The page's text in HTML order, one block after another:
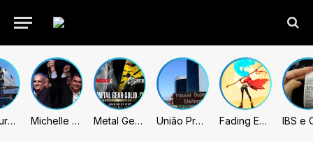
Prefeitura de Sumaré inaugura nova subsede da GCM na Área Cura Michelle celebra vice de Flávio: “Que chapa possa ser vitoriosa” Metal Gear Solid: Master Collection 2 terá legendas e menus em portugues União Progressista e PL terão mais tempo de propaganda eleitoral Fading Echo – Review